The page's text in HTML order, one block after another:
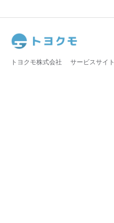
トヨクモ株式会社 サービスサイト